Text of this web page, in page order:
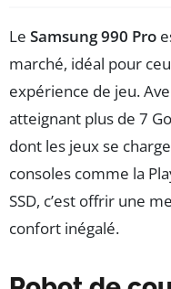
Le Samsung 990 Pro
marché, idéal pour
expérience de jeu.
atteignant plus de 7
dont les jeux se
consoles comme la
SSD, c’est offrir une
confort inégalé.